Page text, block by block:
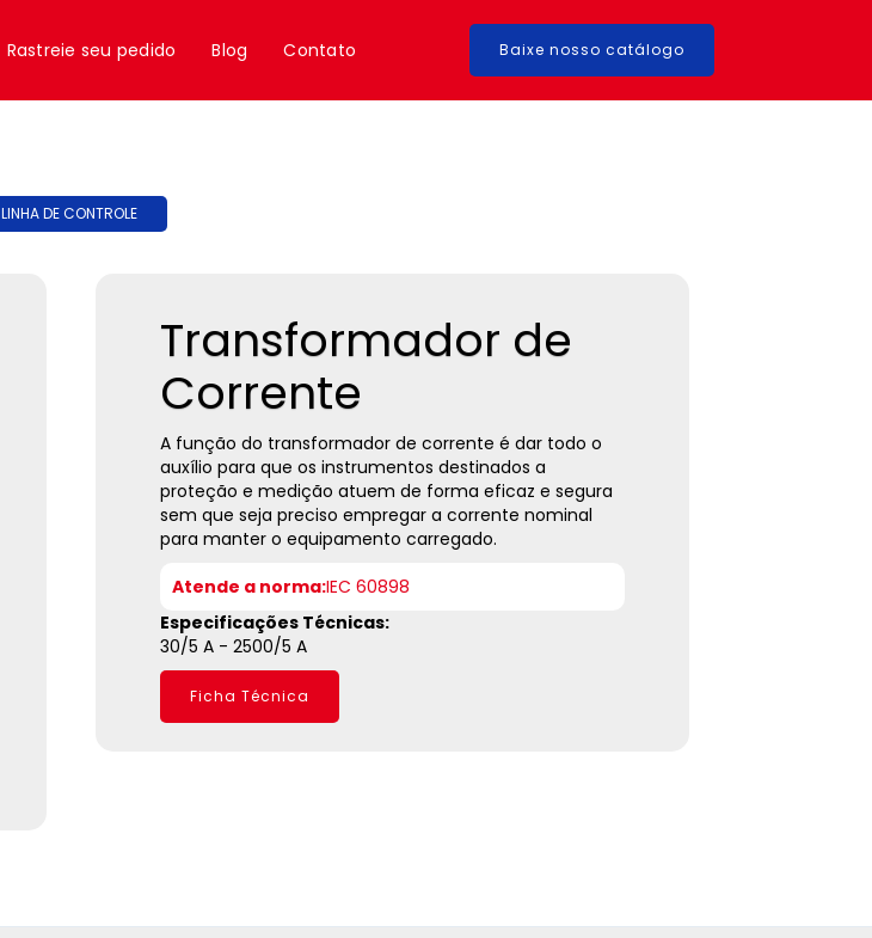
Rastreie seu pedido Blog Contato Baixe nosso catálogo
LINHA DE CONTROLE
Transformador de
Corrente
A função do transformador de corrente é dar todo o
auxílio para que os instrumentos destinados a
proteção e medição atuem de forma eficaz e segura
sem que seja preciso empregar a corrente nominal
para manter o equipamento carregado.
Atende a norma:IEC 60898
Especificações Técnicas:
30/5 A - 2500/5 A
Ficha Técnica